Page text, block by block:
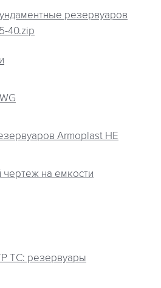
резервуаров
40.zip
Armoplast HE
чертеж на емкости
ТС: резервуары